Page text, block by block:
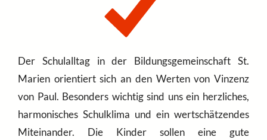
Der Schulalltag in der Bildungsgemeinschaft St.
Marien orientiert sich an den Werten von Vinzenz
von Paul. Besonders wichtig sind uns ein herzliches,
harmonisches Schulklima und ein wertschätzendes
Miteinander. Die Kinder sollen eine gute